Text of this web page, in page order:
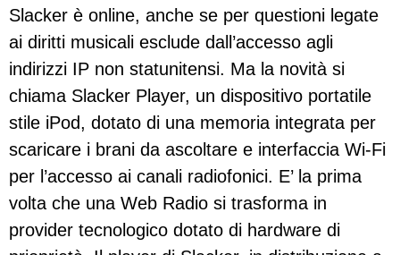
Slacker è online, anche se per questioni legate
ai diritti musicali esclude dall’accesso agli
indirizzi IP non statunitensi. Ma la novità si
chiama Slacker Player, un dispositivo portatile
stile iPod, dotato di una memoria integrata per
scaricare i brani da ascoltare e interfaccia Wi-Fi
per l’accesso ai canali radiofonici. E’ la prima
volta che una Web Radio si trasforma in
provider tecnologico dotato di hardware di